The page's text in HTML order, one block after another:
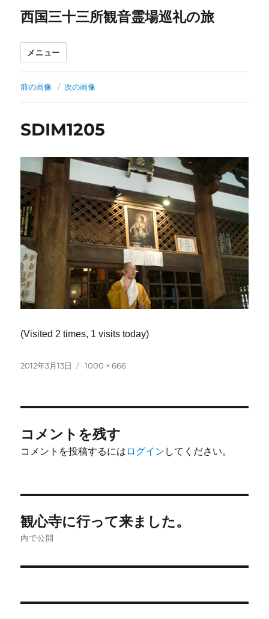
西国三十三所観音霊場巡礼の旅
メニュー
前の画像 次の画像
SDIM1205
(Visited 2 times, 1 visits today)
投
2012年3月13日
フ
1000 × 666
コメントを残す
コメントを投稿するには ログイン してください。
稿
ゲ
観心寺に行って来ました。
内で公開